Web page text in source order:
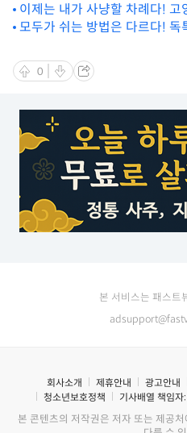
이제는 내가 사냥할 차례다! 고
모두가 쉬는 방법은 다르다! 독
0
본 서비스는 패스트
회사소개 제휴안내 광고안내
청소년보호정책
기사배열 책임자:
본 콘텐츠의 저작권은 저자 또는 제공